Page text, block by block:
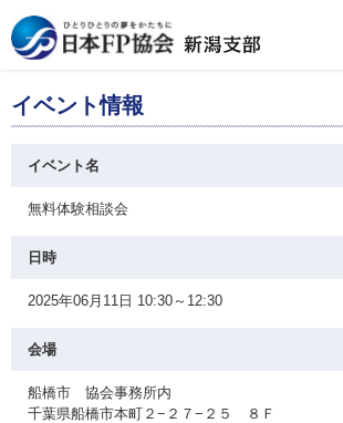
イベント情報
イベント名
無料体験相談会
日時
2025年06月11日 10:30～12:30
会場
船橋市 協会事務所内
千葉県船橋市本町２−２７−２５ ８Ｆ